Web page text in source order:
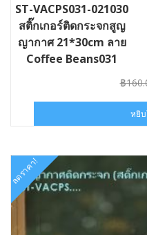
ST-VACPS031-021030
สติ๊กเกอร์ติดกระจกสูญ
ญากาศ 21*30cm ลาย
Coffee Beans031
฿
หยิบ
ลดราคา!